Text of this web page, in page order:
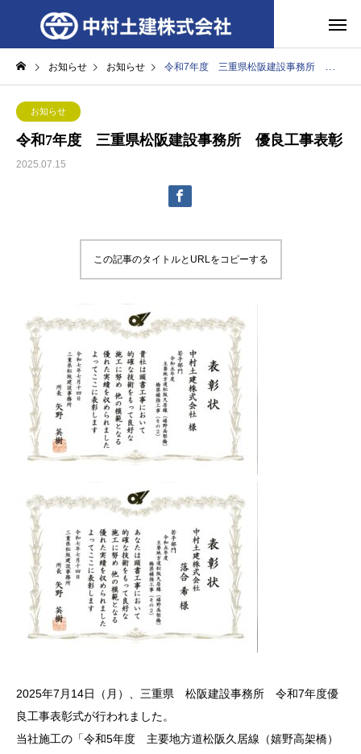
お知らせ お知らせ 令和7年度 三重県松阪建設事務所 優良工事表彰
お知らせ
令和7年度 三重県松阪建設事務所 優良工事表彰
2025.07.15
この記事のタイトルとURLをコピーする
2025年7月14日（月）、三重県 松阪建設事務所 令和7年度優
良工事表彰式が行われました。
当社施工の「令和5年度 主要地方道松阪久居線（嬉野高架橋）